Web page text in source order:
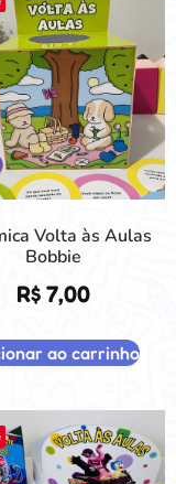
Volta às Aulas
Bobbie
R$7,00
ao carrinho